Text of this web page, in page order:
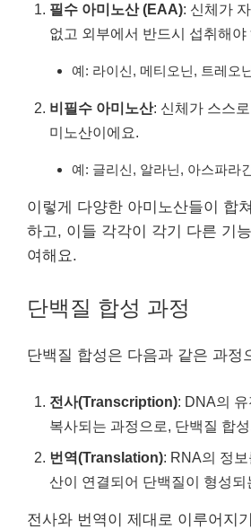
필수 아미노산 (EAA): 신체가
없고 외부에서 반드시 섭취해야
예: 라이신, 메티오닌, 트레오
비필수 아미노산: 신체가 스스
미노산이에요.
예: 글리신, 알라닌, 아스파라
이렇게 다양한 아미노산들이 합
하고, 이들 각각이 각기 다른 기
여해요.
단백질 합성 과정
단백질 합성은 다음과 같은 과정
전사(Transcription): DNA의
복사되는 과정으로, 단백질 합
번역(Translation): RNA의 정
산이 연결되어 단백질이 형성되
전사와 번역이 제대로 이루어지